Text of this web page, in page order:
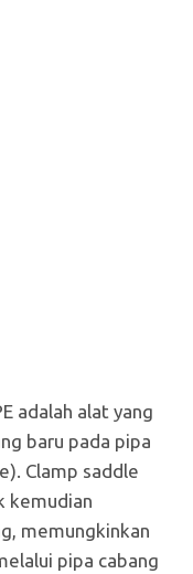
adalah alat yang
baru pada pipa
Clamp saddle
kemudian
memungkinkan
pipa cabang